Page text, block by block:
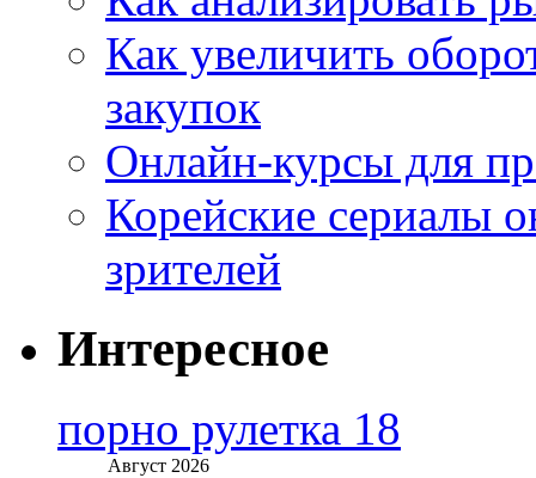
Как увеличить
закупок
Онлайн-курсы для
Корейские сериалы
зрителей
Интересное
порно рулетка 18
Август 2026